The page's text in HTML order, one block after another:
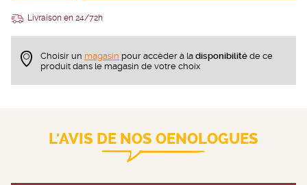
Livraison en 24/72h
Choisir un magasin pour accèder à la disponibilité de ce
produit dans le magasin de votre choix
L'AVIS DE NOS OENOLOGUES